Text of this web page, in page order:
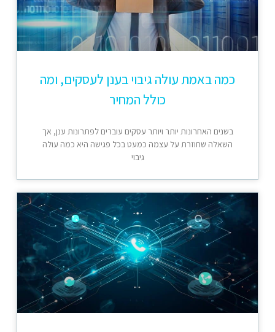
כמה באמת עולה גיבוי בענן לעסקים, ומה
כולל המחיר
בשנים האחרונות יותר ויותר עסקים עוברים לפתרונות ענן, אך
השאלה שחוזרת על עצמה כמעט בכל פגישה היא כמה עולה
גיבוי